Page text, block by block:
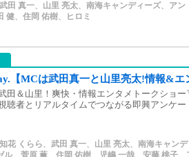
武田 真一、 山里 亮太、 南海キャンディーズ、 アン
健、 住岡 佑樹、 ヒロミ
【MCは武田真一と山里亮太!情報&エ
田＆山里！爽快・情報エンタメトークショ
聴者とリアルタイムでつながる即興アンケ
知花 くらら、 武田 真一、 山里 亮太、 南海キャン
ル、 菅原 薫、 住岡 佑樹、 児嶋 一哉、 安藤 桃子、